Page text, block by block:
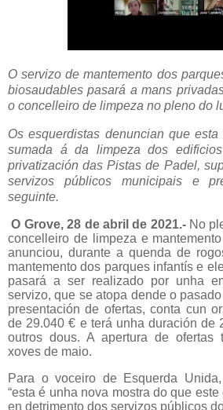
O servizo de mantemento dos
biosaudables pasará a mans
o concelleiro de limpeza no pleno do
Os esquerdistas denuncian que
sumada á da limpeza dos
privatización das Pistas de Padel,
servizos públicos municipais e
seguinte.
O Grove, 28 de abril de 2021.-No
concelleiro de limpeza e
anunciou, durante a quenda de
mantemento dos parques infantís e
pasará a ser realizado por unha
servizo, que se atopa dende o
presentación de ofertas, conta cun
de 29.040 € e terá unha duración de
outros dous. A apertura de ofertas
xoves de maio.
Para o voceiro de Esquerda
“esta é unha nova mostra do que
en detrimento dos servizos públicos